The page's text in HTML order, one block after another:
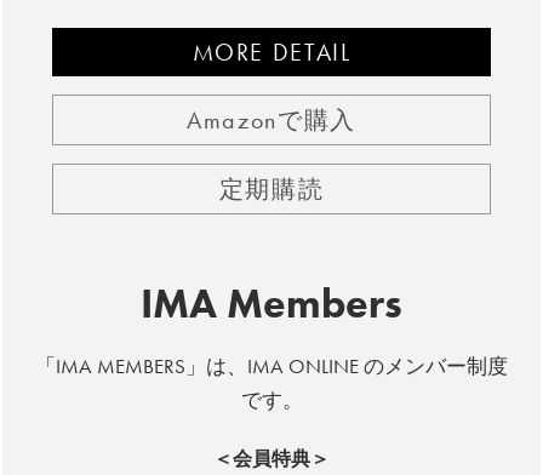
MORE DETAIL
Amazonで購入
定期購読
IMA Members
「IMA MEMBERS」は、IMA ONLINE のメンバー制度
です。
＜会員特典＞